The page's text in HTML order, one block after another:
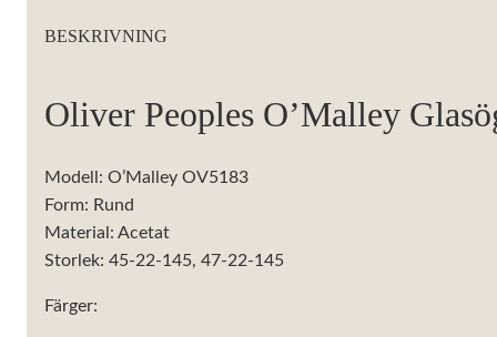
BESKRIVNING
Oliver Peoples O’Malley
Modell: O’Malley OV5183
Form: Rund
Material: Acetat
Storlek: 45-22-145, 47-22-145
Färger:
För att vi ska
hemsidans
funktionalitet
uppbyggnad,
hur
hemsidan
används.